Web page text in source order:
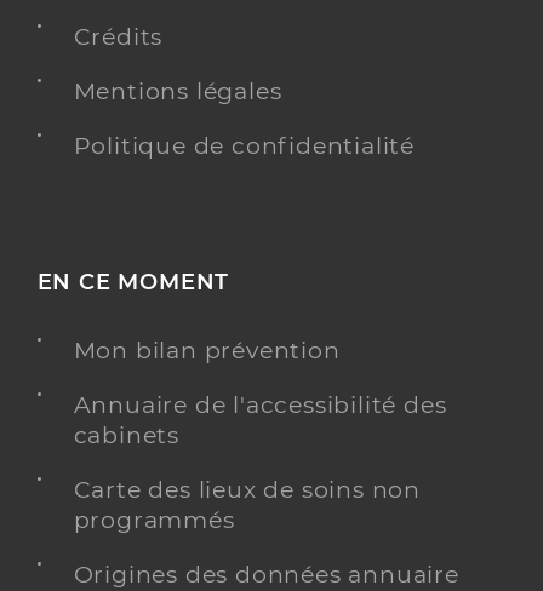
Crédits
Mentions légales
Politique de confidentialité
EN CE MOMENT
Mon bilan prévention
Annuaire de l'accessibilité des
cabinets
Carte des lieux de soins non
programmés
Origines des données annuaire